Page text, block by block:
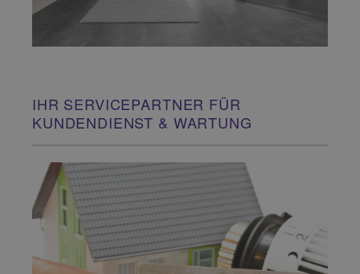
IHR SERVICEPARTNER FÜR
KUNDENDIENST & WARTUNG